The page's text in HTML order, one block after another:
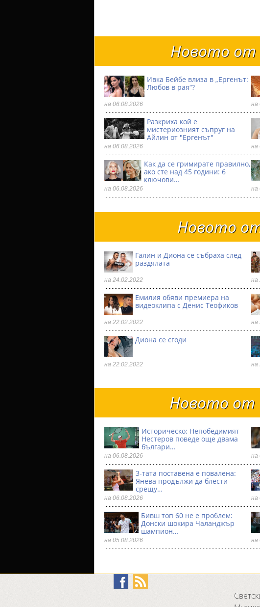
Новото от
Ивка Бейбе влиза в „Ергенът:
Любов в рая“?
на 06.08.2026 на
Разкриха кой е
мистериозният съпруг на
Айлин от "Ергенът"
на 06.08.2026 на
Как да се гримирате правилно,
ако сте над 45 години: 6
ключови…
на 06.08.2026 на
Новото
Галин и Диона се събраха след
раздялата
на 24.02.2022 на
Емилия обяви премиера на
видеоклипа с Денис Теофиков
на 22.02.2022 на
Диона се сгоди
на 22.02.2022 на
Новото от
Историческо: Непобедимият
Нестеров поведе още двама
българи…
на 06.08.2026 на
3-тата поставена е повалена:
Янева продължи да блести
срещу…
на 06.08.2026 на
Бивш топ 60 не е проблем:
Донски шокира Чаланджър
шампион…
на 05.08.2026 на